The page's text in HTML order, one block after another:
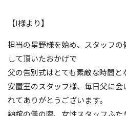
【I様より】
担当の星野様を始め、スタッフ
して頂いたおかげで
父の告別式はとても素敵な時間と
安置室のスタッフ様、毎日父に会
れてありがとうございます。
納棺の儀の際、女性スタッフふた